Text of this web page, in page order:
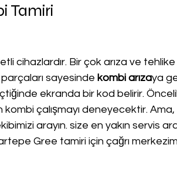
Tamiri
cihazlardır. Bir çok arıza ve
sayesinde kombi arızaya
ekranda bir kod belirir.
kombi çalışmayı deneyecektir.
arayın. size en yakın servis
Gree tamiri için çağrı